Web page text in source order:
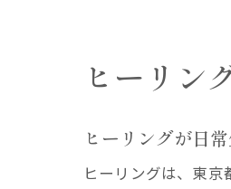
ヒーリン
ヒーリングが日
ヒーリングは、東